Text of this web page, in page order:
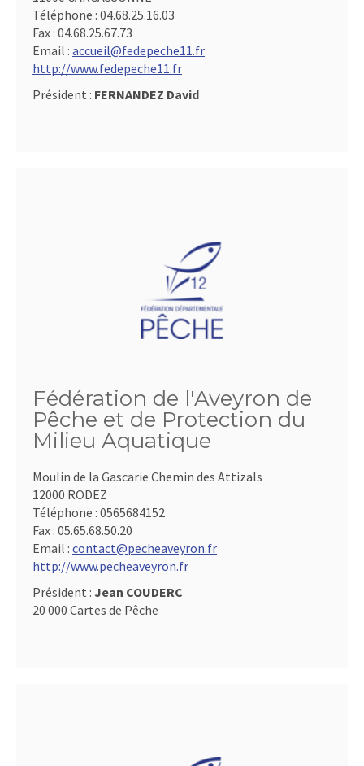
Téléphone : 04.68.25.16.03
Fax : 04.68.25.67.73
Email : accueil@fedepeche11.fr
http://www.fedepeche11.fr
Président : FERNANDEZ David
Fédération de l'Aveyron de
Pêche et de Protection du
Milieu Aquatique
Moulin de la Gascarie Chemin des Attizals
12000 RODEZ
Téléphone : 0565684152
Fax : 05.65.68.50.20
Email : contact@pecheaveyron.fr
http://www.pecheaveyron.fr
Président : Jean COUDERC
20 000 Cartes de Pêche